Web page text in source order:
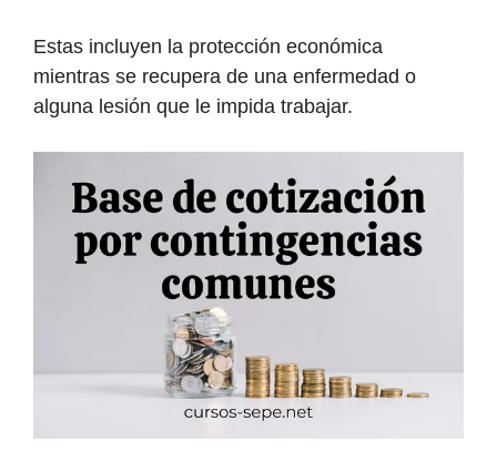
Estas incluyen la protección económica
mientras se recupera de una enfermedad o
alguna lesión que le impida trabajar.